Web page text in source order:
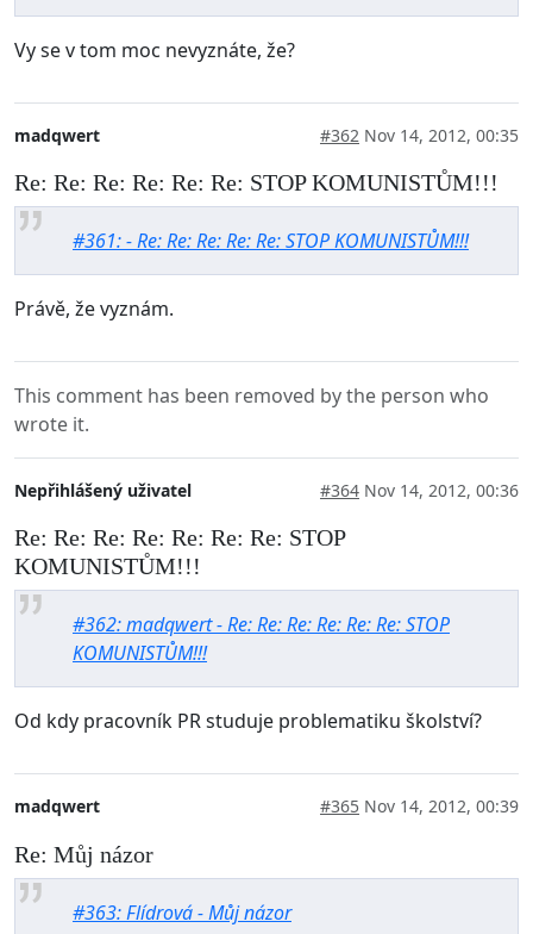
Vy se v tom moc nevyznáte, že?
madqwert #362 Nov 14, 2012, 00:35
Re: Re: Re: Re: Re: Re: STOP KOMUNISTŮM!!!
#361: - Re: Re: Re: Re: Re: STOP KOMUNISTŮM!!!
Právě, že vyznám.
This comment has been removed by the person who
wrote it.
Nepřihlášený uživatel #364 Nov 14, 2012, 00:36
Re: Re: Re: Re: Re: Re: Re: STOP
KOMUNISTŮM!!!
#362: madqwert - Re: Re: Re: Re: Re: Re: STOP
KOMUNISTŮM!!!
Od kdy pracovník PR studuje problematiku školství?
madqwert #365 Nov 14, 2012, 00:39
Re: Můj názor
#363: Flídrová - Můj názor